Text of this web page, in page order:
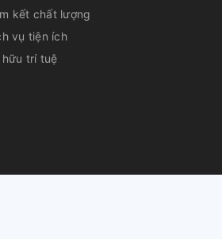
kết chất lượng
vụ tiện ích
hữu trí tuệ